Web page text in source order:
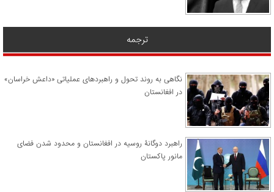
ترجمه
نگاهی به روند تحول و راهبردهای عملیاتی «داعش خراسان»
در افغانستان
راهبرد دوگانۀ روسیه در افغانستان و محدود شدن فضای
مانور پاکستان